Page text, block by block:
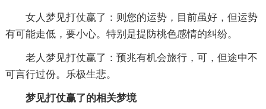
女人梦见打仗赢了：则您的运势，目前虽好，但运势
有可能走低，要小心。特别是提防桃色感情的纠纷。
老人梦见打仗赢了：预兆有机会旅行，可，但途中不
可言行过份。乐极生悲。
梦见打仗赢了的相关梦境